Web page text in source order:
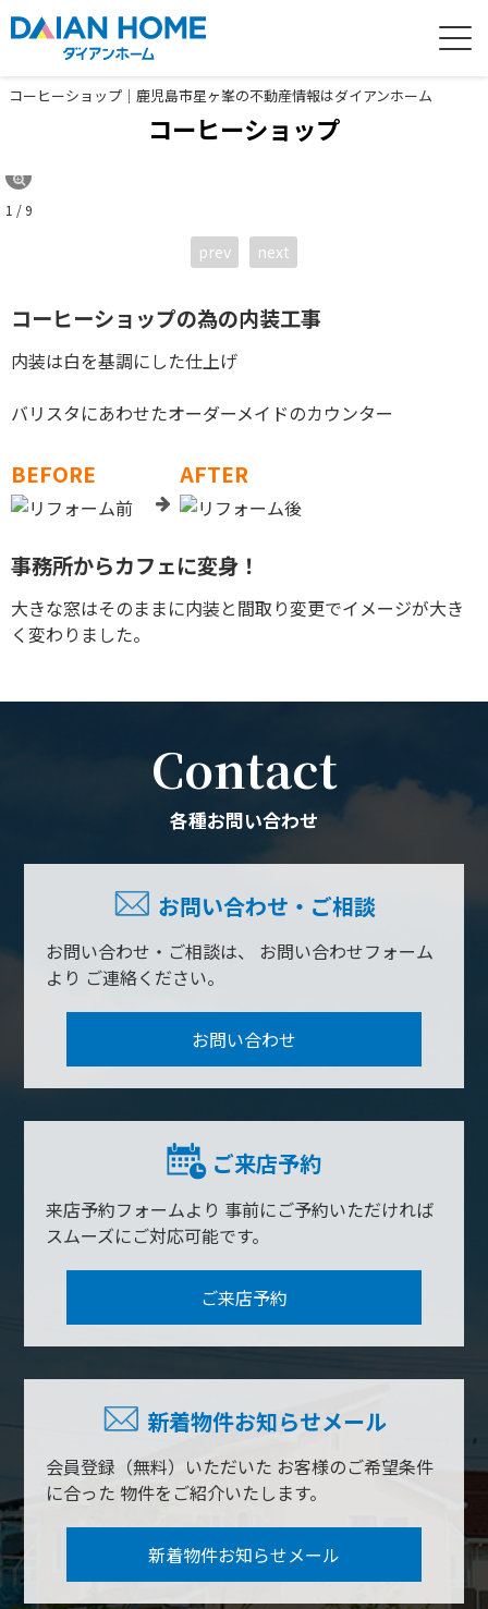
コーヒーショップ｜鹿児島市星ヶ峯の不動産情報はダイアンホーム
コーヒーショップ
1 / 9
prev next
コーヒーショップの為の内装工事
内装は白を基調にした仕上げ
バリスタにあわせたオーダーメイドのカウンター
BEFORE AFTER
事務所からカフェに変身！
大きな窓はそのままに内装と間取り変更でイメージが大き
く変わりました。
Contact
各種お問い合わせ
お問い合わせ・ご相談
お問い合わせ・ご相談は、
お問い合わせフォーム
より ご連絡ください。
お問い合わせ
ご来店予約
来店予約フォームより 事前にご予約いただければ
スムーズにご対応可能です。
ご来店予約
新着物件お知らせメール
会員登録（無料）いただいた お客様のご希望条件
に合った 物件をご紹介いたします。
新着物件お知らせメール